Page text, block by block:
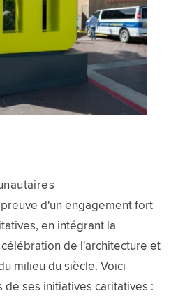
d'un engagement fort
en intégrant la
de l'architecture et
milieu du siècle. Voici
ses initiatives caritatives :